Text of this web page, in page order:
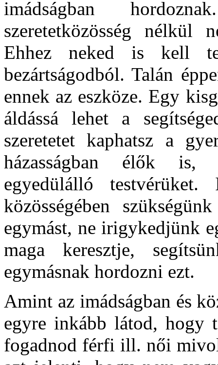
imádságban
szeretetközösség nélkül
Ehhez neked is kell
bezártságodból. Talán
ennek az eszköze. Egy
áldássá lehet a
szeretetet kaphatsz a
házasságban élők is,
egyedülálló
közösségében
egymást, ne irigykedjünk
maga keresztje,
egymásnak hordozni ezt.
Amint az imádságban és
egyre inkább látod, hogy
fogadnod férfi ill. női